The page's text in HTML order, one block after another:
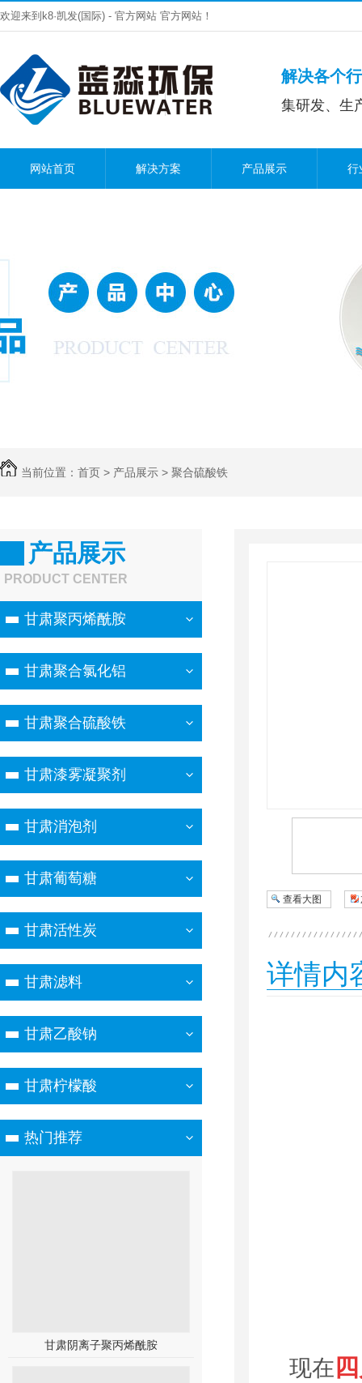
欢迎来到k8·凯发(国际) - 官方网站 官方网站！
解决各个
集研发、生
网站首页 解决方案 产品展示 行
当前位置： 首页 > 产品展示 > 聚合硫酸铁
产品展示
PRODUCT CENTER
甘肃聚丙烯酰胺
甘肃聚合氯化铝
甘肃聚合硫酸铁
甘肃漆雾凝聚剂
甘肃消泡剂
甘肃葡萄糖
甘肃活性炭
甘肃滤料
甘肃乙酸钠
甘肃柠檬酸
热门推荐
甘肃阴离子聚丙烯酰胺
查看大图
详情内
现在